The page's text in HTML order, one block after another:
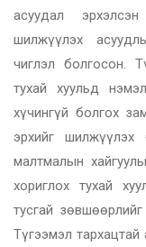
асуудал
шилжүүлэх
чиглэл болгосон.
тухай хуульд
хүчингүй болгох
эрхийг
малтмалын
хориглох тухай
тусгай
Түгээмэл